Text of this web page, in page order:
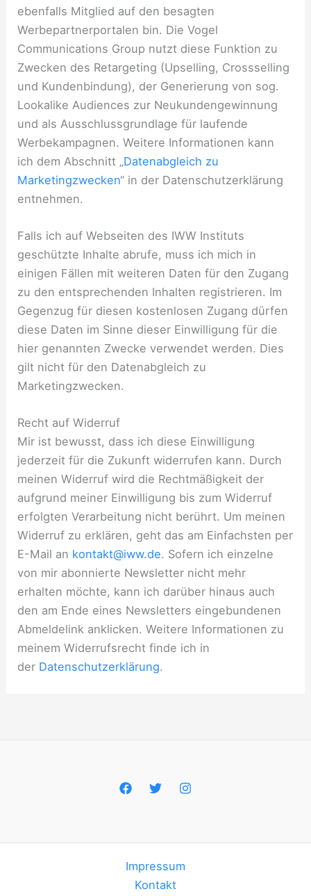
ebenfalls Mitglied auf den besagten
Werbepartnerportalen bin. Die Vogel
Communications Group nutzt diese Funktion zu
Zwecken des Retargeting (Upselling, Crossselling
und Kundenbindung), der Generierung von sog.
Lookalike Audiences zur Neukundengewinnung
und als Ausschlussgrundlage für laufende
Werbekampagnen. Weitere Informationen kann
ich dem Abschnitt „Datenabgleich zu
Marketingzwecken“ in der Datenschutzerklärung
entnehmen.
Falls ich auf Webseiten des IWW Instituts
geschützte Inhalte abrufe, muss ich mich in
einigen Fällen mit weiteren Daten für den Zugang
zu den entsprechenden Inhalten registrieren. Im
Gegenzug für diesen kostenlosen Zugang dürfen
diese Daten im Sinne dieser Einwilligung für die
hier genannten Zwecke verwendet werden. Dies
gilt nicht für den Datenabgleich zu
Marketingzwecken.
Recht auf Widerruf
Mir ist bewusst, dass ich diese Einwilligung
jederzeit für die Zukunft widerrufen kann. Durch
meinen Widerruf wird die Rechtmäßigkeit der
aufgrund meiner Einwilligung bis zum Widerruf
erfolgten Verarbeitung nicht berührt. Um meinen
Widerruf zu erklären, geht das am Einfachsten per
E-Mail an kontakt@iww.de. Sofern ich einzelne
von mir abonnierte Newsletter nicht mehr
erhalten möchte, kann ich darüber hinaus auch
den am Ende eines Newsletters eingebundenen
Abmeldelink anklicken. Weitere Informationen zu
meinem Widerrufsrecht finde ich in
der Datenschutzerklärung.
Impressum
Kontakt